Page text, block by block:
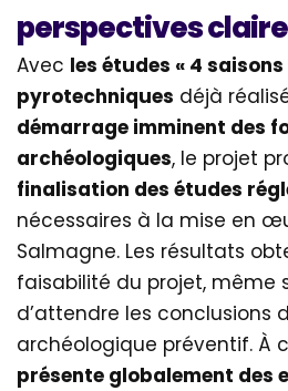
perspectives
Avec les études « 4
pyrotechniques déjà
démarrage imminent des
archéologiques, le projet
finalisation des études
nécessaires à la mise en
Salmagne. Les résultats
faisabilité du projet, même
d’attendre les conclusions
archéologique préventif. À
présente globalement des